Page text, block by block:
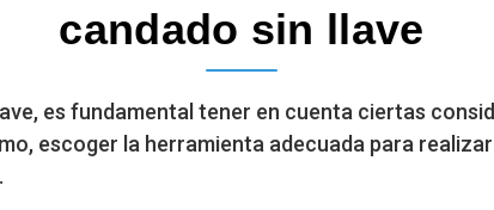
candado sin llave
es fundamental tener en cuenta ciertas
escoger la herramienta adecuada para